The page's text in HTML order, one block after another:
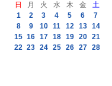
日
月 火 水 木 金
土
1
2 3 4 5 6
7
8
9 10 11 12 13 14
15 16 17 18 19 20 21
22 23 24 25 26 27 28